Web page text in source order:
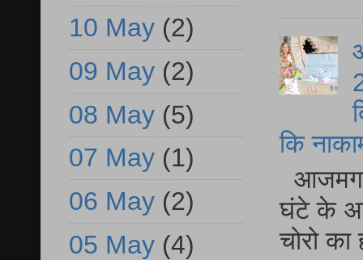
कि
घंटे के
चोरो
10 May (2)
09 May (2)
08 May (5)
07 May (1)
06 May (2)
05 May (4)